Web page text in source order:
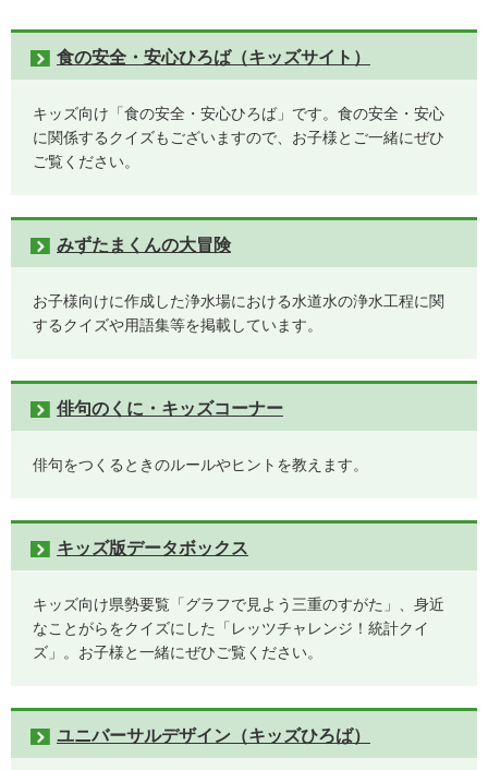
食の安全・安心ひろば（キッズサイト）
キッズ向け「食の安全・安心ひろば」です。食の安全・安心
に関係するクイズもございますので、お子様とご一緒にぜひ
ご覧ください。
みずたまくんの大冒険
お子様向けに作成した浄水場における水道水の浄水工程に関
するクイズや用語集等を掲載しています。
俳句のくに・キッズコーナー
俳句をつくるときのルールやヒントを教えます。
キッズ版データボックス
キッズ向け県勢要覧「グラフで見よう三重のすがた」、身近
なことがらをクイズにした「レッツチャレンジ！統計クイ
ズ」。お子様と一緒にぜひご覧ください。
ユニバーサルデザイン（キッズひろば）